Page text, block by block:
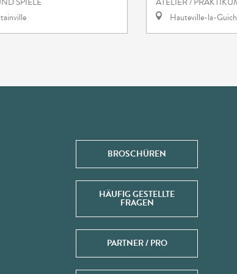
Hauteville-la-
BROSCHÜREN
HÄUFIG GESTELLTE
FRAGEN
PARTNER / PRO